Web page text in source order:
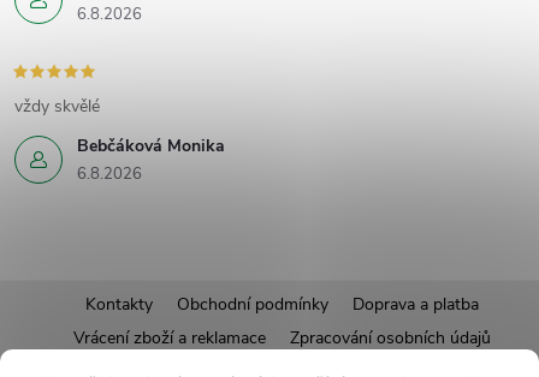
6.8.2026
Bebčáková Monika
6.8.2026
vždy skvělé
Kontakty Obchodní podmínky
Doprava a platba
Vrácení zboží a reklamace
Zpracování osobních údajů
Pravidla soutěží
Affiliate program
Recepty